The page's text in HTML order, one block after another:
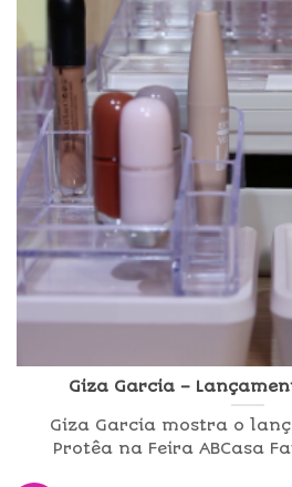
Giza Garcia –
Giza Garcia mostra o
Protêa na Feira ABCasa